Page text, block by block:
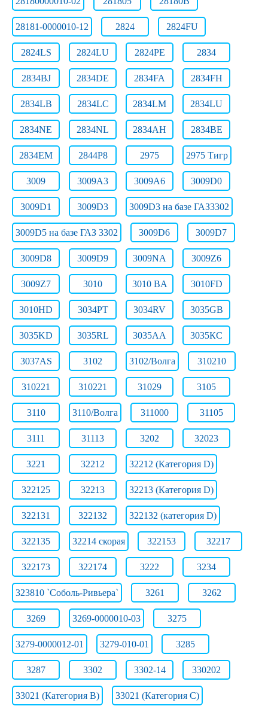
28181-0000010-12 2824 2824FU
2824LS 2824LU 2824РЕ 2834
2834BJ 2834DE 2834FA 2834FH
2834LB 2834LC 2834LM 2834LU
2834NE 2834NL 2834АН 2834ВЕ
2834ЕМ 2844Р8 2975 2975 Тигр
3009 3009A3 3009A6 3009D0
3009D1 3009D3 3009D3 на базе ГАЗ3302
3009D5 на базе ГАЗ 3302 3009D6 3009D7
3009D8 3009D9 3009NA 3009Z6
3009Z7 3010 3010 BA 3010FD
3010HD 3034PT 3034RV 3035GB
3035KD 3035RL 3035АА 3035КС
3037AS 3102 3102/Волга 310210
310221 310221 31029 3105
3110 3110/Волга 311000 31105
3111 31113 3202 32023
3221 32212 32212 (Категория D)
322125 32213 32213 (Категория D)
322131 322132 322132 (категория D)
322135 32214 скорая 322153 32217
322173 322174 3222 3234
323810 `Соболь-Ривьера` 3261 3262
3269 3269-0000010-03 3275
3279-0000012-01 3279-010-01 3285
3287 3302 3302-14 330202
33021 (Категория B) 33021 (Категория C)